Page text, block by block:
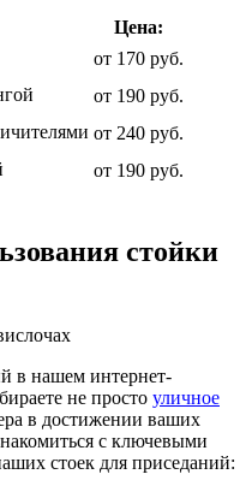
Цена:
от 170 руб.
от 190 руб.
от 240 руб.
от 190 руб.
стойки
в нашем интернет-
не просто уличное
в достижении ваших
с ключевыми
стоек для приседаний: